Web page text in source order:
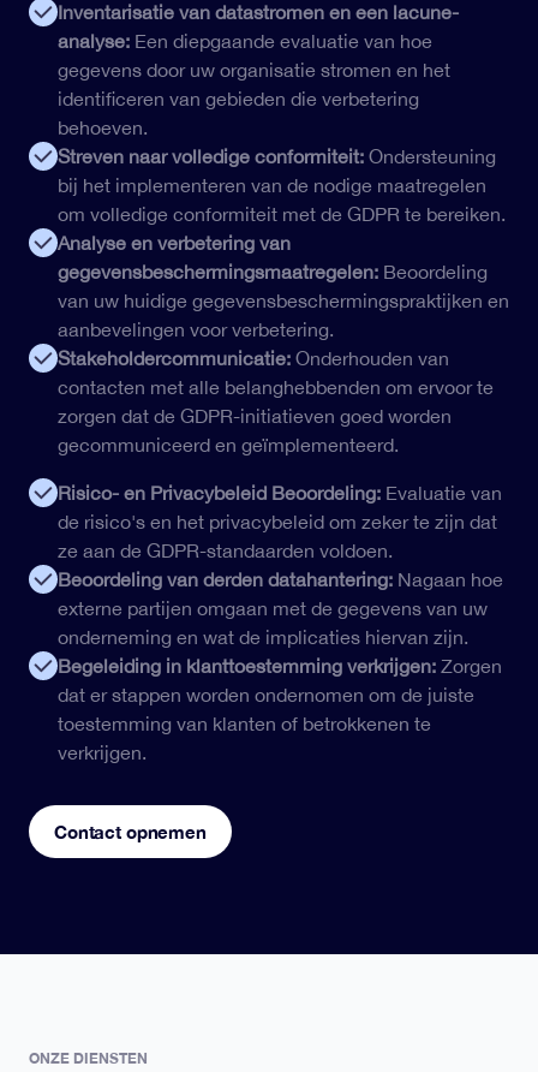
Inventarisatie van datastromen en een lacune-
analyse: Een diepgaande evaluatie van hoe
gegevens door uw organisatie stromen en het
identificeren van gebieden die verbetering
behoeven.
Streven naar volledige conformiteit: Ondersteuning
bij het implementeren van de nodige maatregelen
om volledige conformiteit met de GDPR te bereiken.
Analyse en verbetering van
gegevensbeschermingsmaatregelen: Beoordeling
van uw huidige gegevensbeschermingspraktijken en
aanbevelingen voor verbetering.
Stakeholdercommunicatie: Onderhouden van
contacten met alle belanghebbenden om ervoor te
zorgen dat de GDPR-initiatieven goed worden
gecommuniceerd en geïmplementeerd.
Risico- en Privacybeleid Beoordeling: Evaluatie van
de risico's en het privacybeleid om zeker te zijn dat
ze aan de GDPR-standaarden voldoen.
Beoordeling van derden datahantering: Nagaan hoe
externe partijen omgaan met de gegevens van uw
onderneming en wat de implicaties hiervan zijn.
Begeleiding in klanttoestemming verkrijgen: Zorgen
dat er stappen worden ondernomen om de juiste
toestemming van klanten of betrokkenen te
verkrijgen.
Contact opnemen
ONZE DIENSTEN